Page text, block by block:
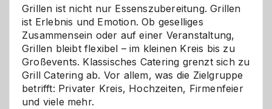
Grillen ist nicht nur Essenszubereitung. Grillen
ist Erlebnis und Emotion. Ob geselliges
Zusammensein oder auf einer Veranstaltung,
Grillen bleibt flexibel – im kleinen Kreis bis zu
Großevents. Klassisches Catering grenzt sich zu
Grill Catering ab. Vor allem, was die Zielgruppe
betrifft: Privater Kreis, Hochzeiten, Firmenfeier
und viele mehr.